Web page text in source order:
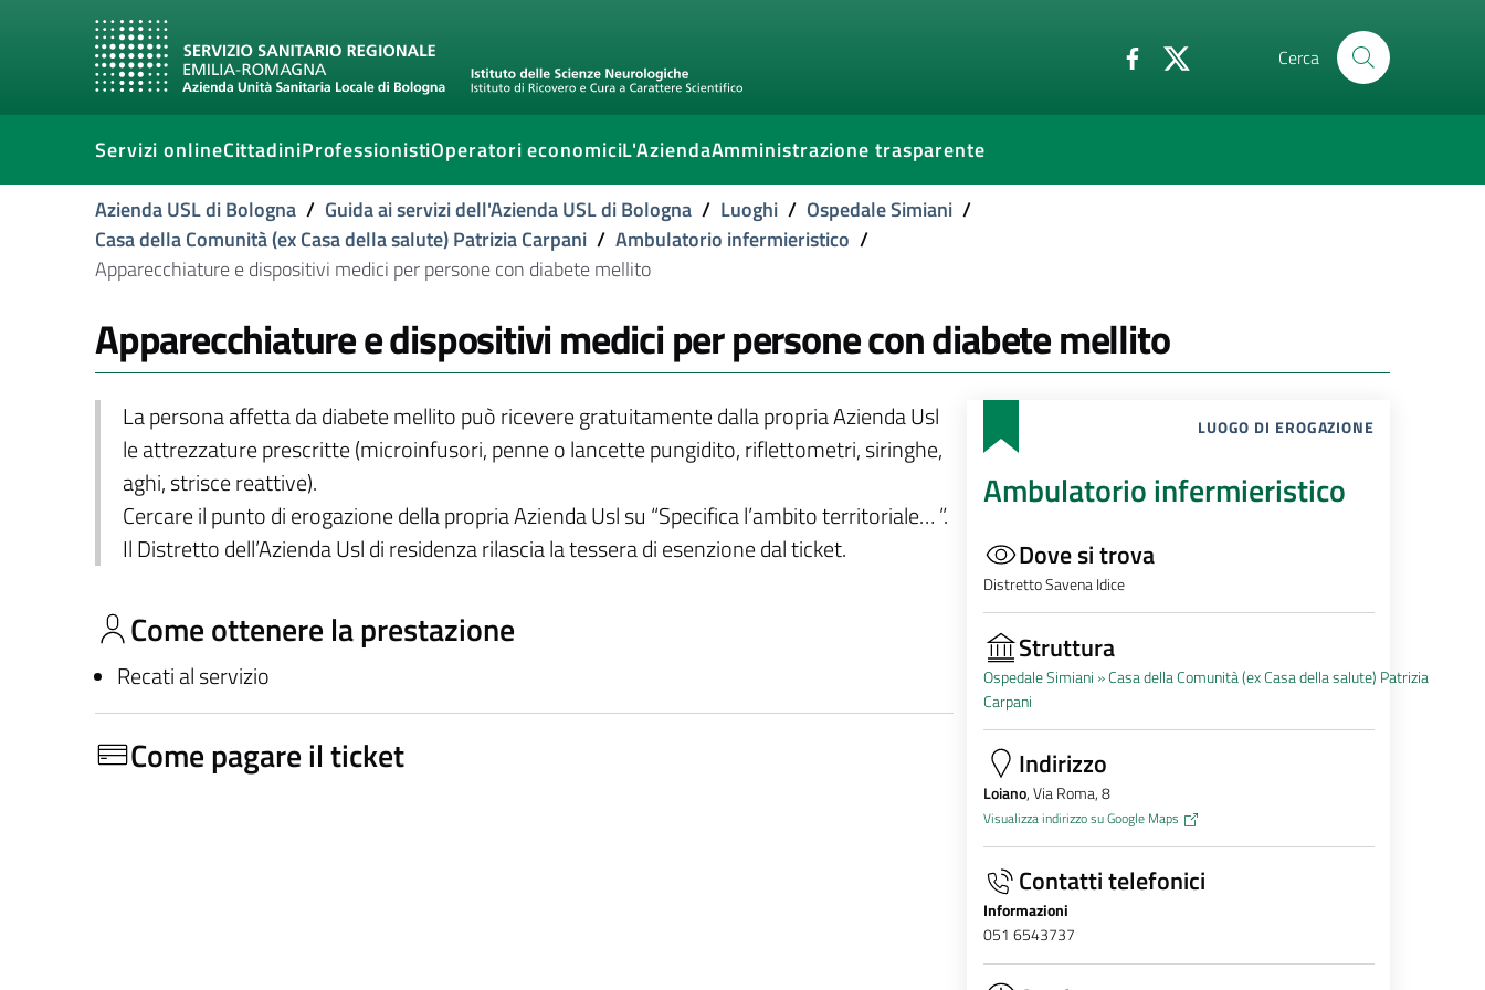
Cerca
Servizi onlineCittadiniProfessionistiOperatori economiciL'AziendaAmministrazione trasparente
Azienda USL di Bologna / Guida ai servizi dell'Azienda USL di Bologna / Luoghi / Ospedale Simiani /
Casa della Comunità (ex Casa della salute) Patrizia Carpani / Ambulatorio infermieristico /
Apparecchiature e dispositivi medici per persone con diabete mellito
Apparecchiature e dispositivi medici per persone con diabete mellito
La persona affetta da diabete mellito può ricevere gratuitamente dalla propria Azienda Usl
le attrezzature prescritte (microinfusori, penne o lancette pungidito, riflettometri, siringhe,
aghi, strisce reattive).
Cercare il punto di erogazione della propria Azienda Usl su “Specifica l’ambito territoriale… ”.
Il Distretto dell’Azienda Usl di residenza rilascia la tessera di esenzione dal ticket.
Come ottenere la prestazione
Recati al servizio
Come pagare il ticket
LUOGO DI EROGAZIONE
Ambulatorio infermieristico
Dove si trova
Distretto Savena Idice
Struttura
Ospedale Simiani »Casa della Comunità (ex Casa della salute) Patrizia
Carpani
Indirizzo
Loiano, Via Roma, 8
Visualizza indirizzo su Google Maps
Contatti telefonici
Informazioni
051 6543737